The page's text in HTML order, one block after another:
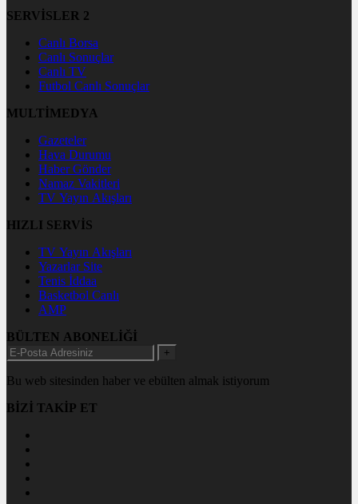
SERVİSLER 2
Canlı Borsa
Canlı Sonuçlar
Canlı TV
Futbol Canlı Sonuçlar
MULTİMEDYA
Gazeteler
Hava Durumu
Haber Gönder
Namaz Vakitleri
TV Yayın Akışları
HIZLI SERVİS
TV Yayın Akışları
Yazarlar Site
Tenis İddaa
Basketbol Canlı
AMP
BÜLTEN ABONELİĞİ
+
Bu web sitesinden haber ve ebülten almak istiyorum
BİZİ TAKİP ET